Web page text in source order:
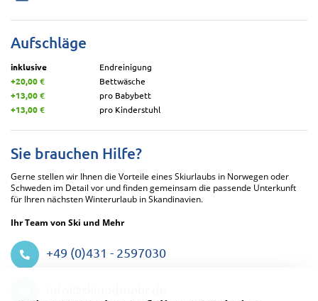
Aufschläge
inklusive
Endreinigung
+20,00 €
Bettwäsche
+13,00 €
pro Babybett
+13,00 €
pro Kinderstuhl
Sie brauchen Hilfe?
Gerne stellen wir Ihnen die Vorteile eines Skiurlaubs in Norwegen oder
Schweden im Detail vor und finden gemeinsam die passende Unterkunft
für Ihren nächsten Winterurlaub in Skandinavien.
Ihr Team von Ski und Mehr
+49 (0)431 - 2597030